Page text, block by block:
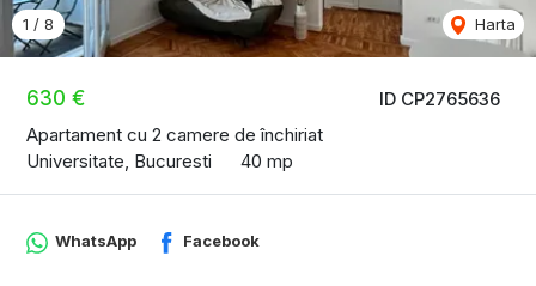
ID CP2765636
630 €
Apartament cu 2 camere de închiriat
Universitate, Bucuresti
40 mp
1 / 8 Harta
WhatsApp Facebook